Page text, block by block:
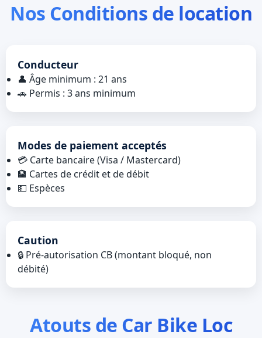
Nos Conditions de location
Conducteur
👤 Âge minimum : 21 ans
🚗 Permis : 3 ans minimum
Modes de paiement acceptés
💳 Carte bancaire (Visa / Mastercard)
🏦 Cartes de crédit et de débit
💵 Espèces
Caution
🔒 Pré‑autorisation CB (montant bloqué, non
débité)
Atouts de Car Bike Loc